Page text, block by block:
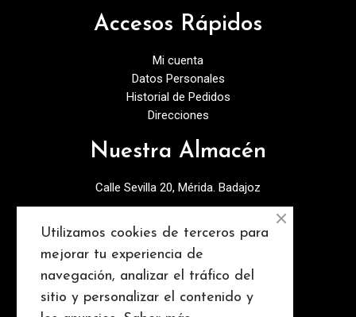
Accesos Rápidos
Mi cuenta
Datos Personales
Historial de Pedidos
Direcciones
Nuestra Almacén
Calle Sevilla 20, Mérida. Badajoz
info@discopebell.com
Consejos y contenidos
Utilizamos cookies de terceros para
mejorar tu experiencia de
navegación, analizar el tráfico del
sitio y personalizar el contenido y